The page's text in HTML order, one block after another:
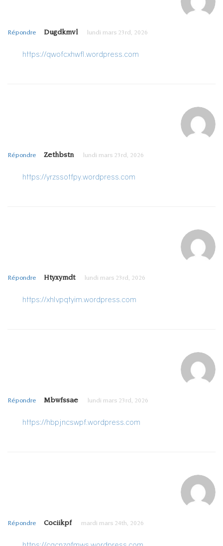
Dugdkmvl lundi mars 23rd, 2026
Répondre
https://qwofcxhwfl.wordpress.com
Zethbstn lundi mars 23rd, 2026
Répondre
https://yrzssotfpy.wordpress.com
Htyxymdt lundi mars 23rd, 2026
Répondre
https://xhlvpqtyim.wordpress.com
Mbwfssae lundi mars 23rd, 2026
Répondre
https://hbpjncswpf.wordpress.com
Cociikpf mardi mars 24th, 2026
Répondre